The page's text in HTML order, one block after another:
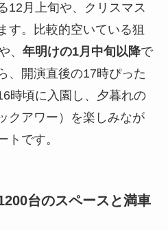
12月上旬や、クリスマス
す。比較的空いている狙
、 年明けの1月中旬以降で
、開演直後の17時ぴった
時頃に入園し、夕暮れの
クアワー）を楽しみなが
トです。
台のスペースと満車